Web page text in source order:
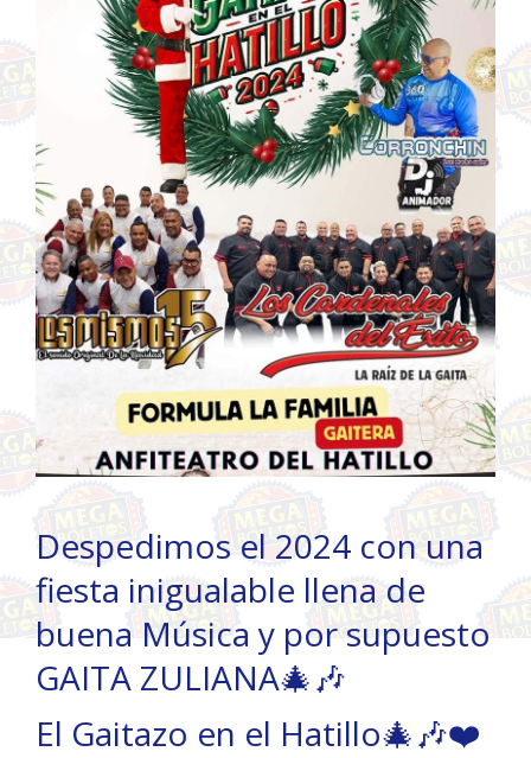
Despedimos el 2024 con una
fiesta inigualable llena de
buena Música y por supuesto
GAITA ZULIANA🎄🎶
El Gaitazo en el Hatillo🎄🎶❤️